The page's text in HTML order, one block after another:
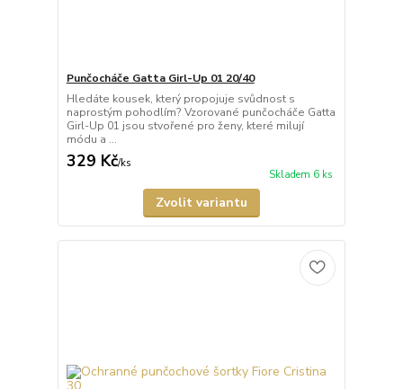
Punčocháče Gatta Girl-Up 01 20/40
Hledáte kousek, který propojuje svůdnost s
naprostým pohodlím? Vzorované punčocháče Gatta
Girl-Up 01 jsou stvořené pro ženy, které milují
módu a ...
329 Kč/ks
Skladem 6 ks
Zvolit variantu